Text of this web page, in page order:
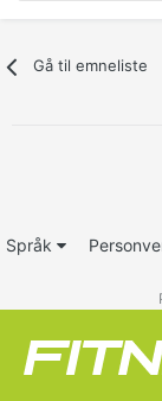
Gå til emneliste
Språk